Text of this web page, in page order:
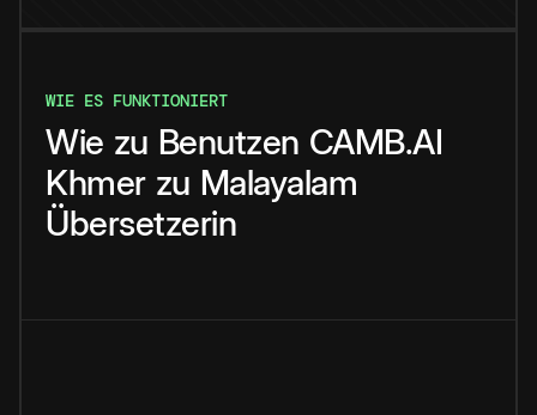
WIE ES FUNKTIONIERT
Wie zu Benutzen CAMB.AI
Khmer zu Malayalam
Übersetzerin